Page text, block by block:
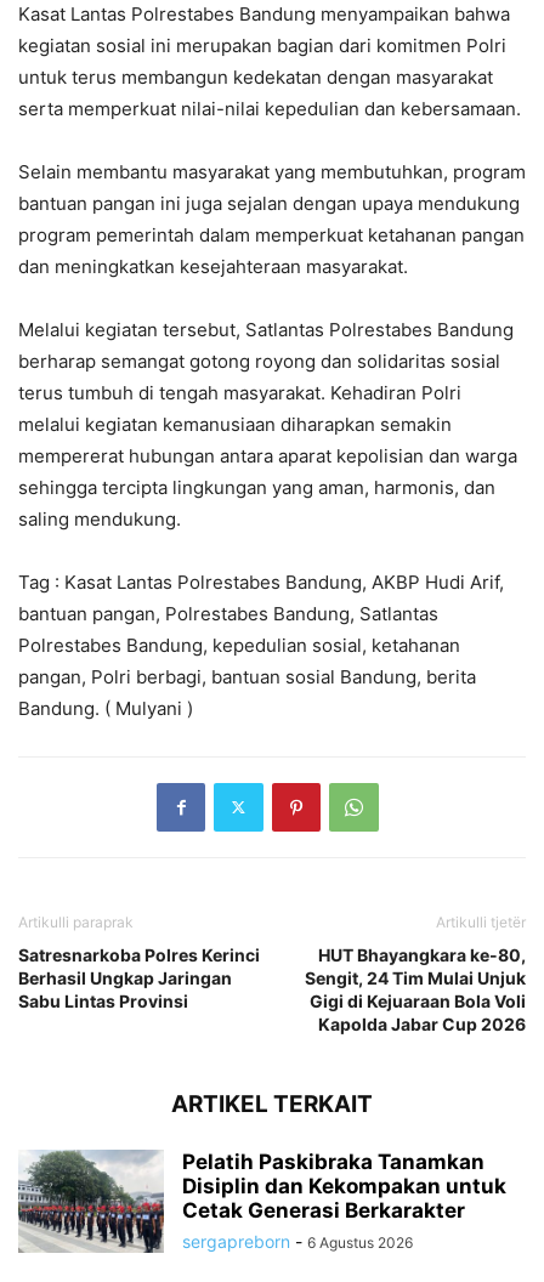
Kasat Lantas Polrestabes Bandung menyampaikan bahwa
kegiatan sosial ini merupakan bagian dari komitmen Polri
untuk terus membangun kedekatan dengan masyarakat
serta memperkuat nilai-nilai kepedulian dan kebersamaan.
Selain membantu masyarakat yang membutuhkan, program
bantuan pangan ini juga sejalan dengan upaya mendukung
program pemerintah dalam memperkuat ketahanan pangan
dan meningkatkan kesejahteraan masyarakat.
Melalui kegiatan tersebut, Satlantas Polrestabes Bandung
berharap semangat gotong royong dan solidaritas sosial
terus tumbuh di tengah masyarakat. Kehadiran Polri
melalui kegiatan kemanusiaan diharapkan semakin
mempererat hubungan antara aparat kepolisian dan warga
sehingga tercipta lingkungan yang aman, harmonis, dan
saling mendukung.
Tag : Kasat Lantas Polrestabes Bandung, AKBP Hudi Arif,
bantuan pangan, Polrestabes Bandung, Satlantas
Polrestabes Bandung, kepedulian sosial, ketahanan
pangan, Polri berbagi, bantuan sosial Bandung, berita
Bandung. ( Mulyani )
Artikulli paraprak
Satresnarkoba Polres Kerinci
Berhasil Ungkap Jaringan
Sabu Lintas Provinsi
Artikulli tjetër
HUT Bhayangkara ke-80,
Sengit, 24 Tim Mulai Unjuk
Gigi di Kejuaraan Bola Voli
Kapolda Jabar Cup 2026
ARTIKEL TERKAIT
Pelatih Paskibraka Tanamkan
Disiplin dan Kekompakan untuk
Cetak Generasi Berkarakter
sergapreborn - 6 Agustus 2026